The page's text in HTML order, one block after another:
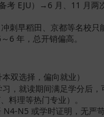
考 EJU）→6 月、11 月
刺早稻田、京都等名校
6 年，总开销偏高。
双选择，偏向就业）
，就读期间满足学分后，
料理等热门专业）。
N5 或学时证明，无严